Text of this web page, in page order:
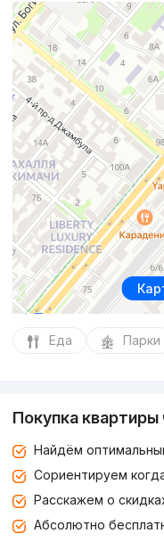
Еда Парки
Покупка
Найдём
Сориентируем
Расскажем о
Абсолютно